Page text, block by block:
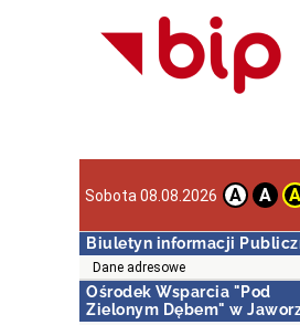
Sobota 08.08.2026 A A A
Biuletyn informacji
Dane adresowe
Ośrodek Wsparcia "Pod
Zielonym Dębem" w